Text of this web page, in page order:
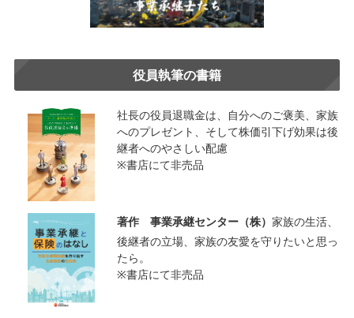
役員執筆の書籍
社長の役員退職金は、自分へのご褒美、家族
へのプレゼント、そして株価引下げ効果は後
継者へのやさしい配慮
※書店にて非売品
著作 事業承継センター（株） 家族の生活、
後継者の立場、家族の友愛を守りたいと思っ
たら。
※書店にて非売品